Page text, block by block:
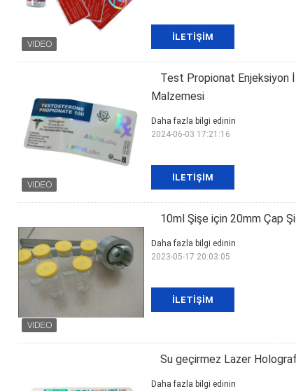
İLETIŞIM
Test Propionat Enjeksiyon
Malzemesi
İLETIŞIM
Daha fazla bilgi edinin
2024-06-03 17:21:16
10ml Şişe için 20mm Çap
İLETIŞIM
Daha fazla bilgi edinin
2023-05-17 20:03:05
Su geçirmez Lazer
Daha fazla bilgi edinin